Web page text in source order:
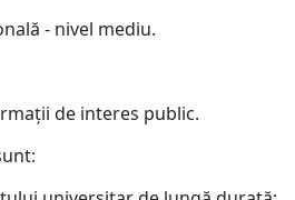
- nivel mediu.
de interes public.